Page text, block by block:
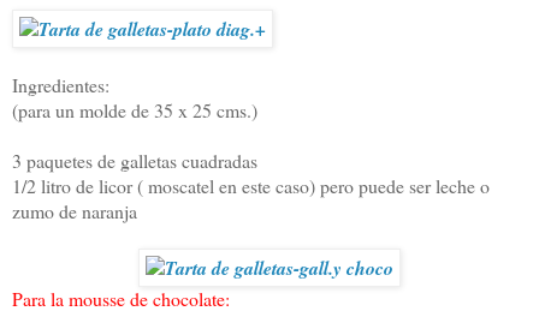
Ingredientes:
(para un molde de 35 x 25 cms.)
3 paquetes de galletas cuadradas
1/2 litro de licor ( moscatel en este caso) pero puede ser leche o
zumo de naranja
Para la mousse de chocolate: